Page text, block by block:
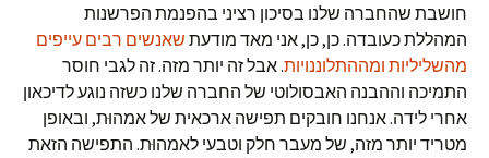
חושבת שהחברה שלנו בסיכון רציני בהפנמת הפרשנות
המהללת כעובדה. כן, כן, אני מאד מודעת שאנשים רבים עייפים
מהשליליות ומההתלוננויות. אבל זה יותר מזה. זה לגבי חוסר
התמיכה וההבנה האבסולוטי של החברה שלנו כשזה נוגע לדיכאון
אחרי לידה. אנחנו חובקים תפישה ארכאית של אמהוּת, ובאופן
מטריד יותר מזה, של מעבר חלק וטבעי לאמהוּת. התפישה הזאת